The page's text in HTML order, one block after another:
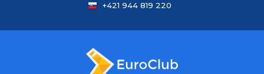
+421 944 819 220